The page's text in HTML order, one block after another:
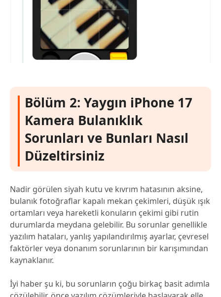
Bölüm 2: Yaygın iPhone 17
Kamera Bulanıklık
Sorunları ve Bunları Nasıl
Düzeltirsiniz
Nadir görülen siyah kutu ve kıvrım hatasının aksine,
bulanık fotoğraflar kapalı mekan çekimleri, düşük ışık
ortamları veya hareketli konuların çekimi gibi rutin
durumlarda meydana gelebilir. Bu sorunlar genellikle
yazılım hataları, yanlış yapılandırılmış ayarlar, çevresel
faktörler veya donanım sorunlarının bir karışımından
kaynaklanır.
İyi haber şu ki, bu sorunların çoğu birkaç basit adımla